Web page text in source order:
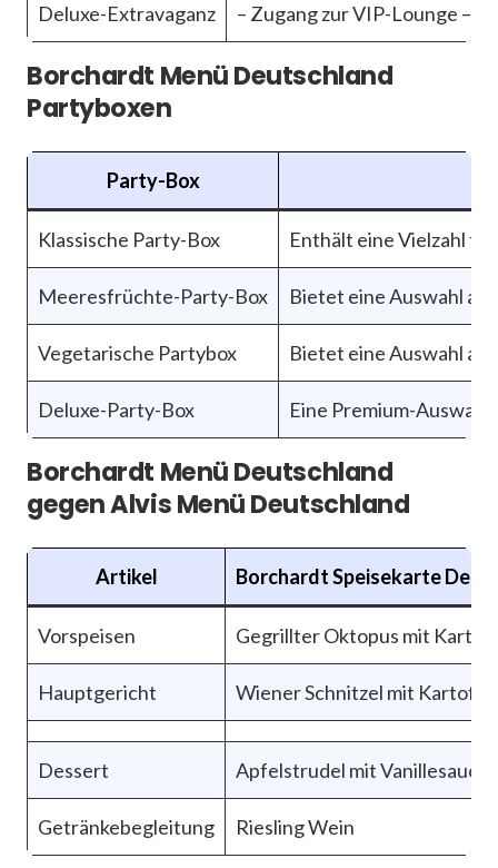
Deluxe-Extravaganz – Zugang zur VIP-Lounge –
Borchardt Menü Deutschland
Partyboxen
Party-Box
Klassische Party-Box Enthält eine Vielzahl
Meeresfrüchte-Party-Box Bietet eine Auswahl
Vegetarische Partybox Bietet eine Auswahl an
Deluxe-Party-Box Eine Premium-
Borchardt Menü Deutschland
gegen Alvis Menü Deutschland
Artikel Borchardt Speisekarte
Vorspeisen Gegrillter Oktopus mit
Hauptgericht Wiener Schnitzel mit
Dessert Apfelstrudel mit Vanillesauce
Getränkebegleitung Riesling Wein